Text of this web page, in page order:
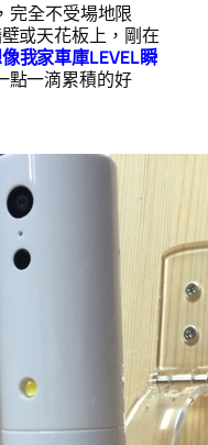
完全不受場地限
或天花板上，剛在
我家車庫LEVEL瞬
點一滴累積的好